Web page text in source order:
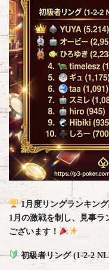
1月度リングランキン
1月の激戦を制し、見事ラ
ございます！
初級者リング (1-2-2